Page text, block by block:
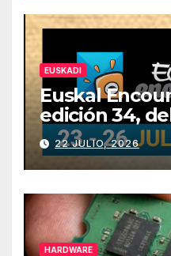
EUSKADI
Euskal
edición 34,
julio
22 JULIO, 2026
HARDWARE